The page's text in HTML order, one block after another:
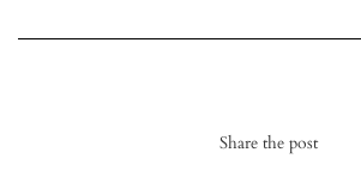
Share the post